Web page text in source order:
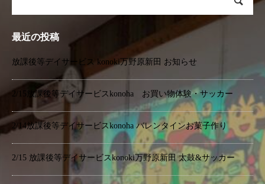
最近の投稿
放課後等デイサービス konoki万野原新田 お知らせ
2/15放課後等デイサービスkonoha お買い物体験・サッカー
2/14放課後等デイサービスkonoha バレンタインお菓子作り
2/15 放課後等デイサービスkonoki万野原新田 太鼓&サッカー